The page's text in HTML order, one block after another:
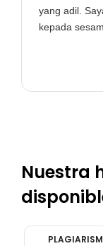
yang adil.
kepada
Nuestra